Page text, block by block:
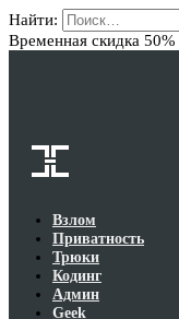
Найти:
Временная скидка 50%
Взлом
Приватность
Трюки
Кодинг
Админ
Geek